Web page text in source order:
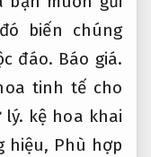
biến chúng
đáo. Báo giá.
tinh tế cho
lý. kệ hoa khai
hiệu, Phù hợp